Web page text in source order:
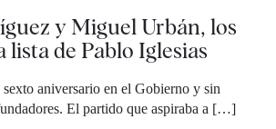
y Miguel Urbán, los
lista de Pablo Iglesias
sexto aniversario en el Gobierno y sin
El partido que aspiraba a […]